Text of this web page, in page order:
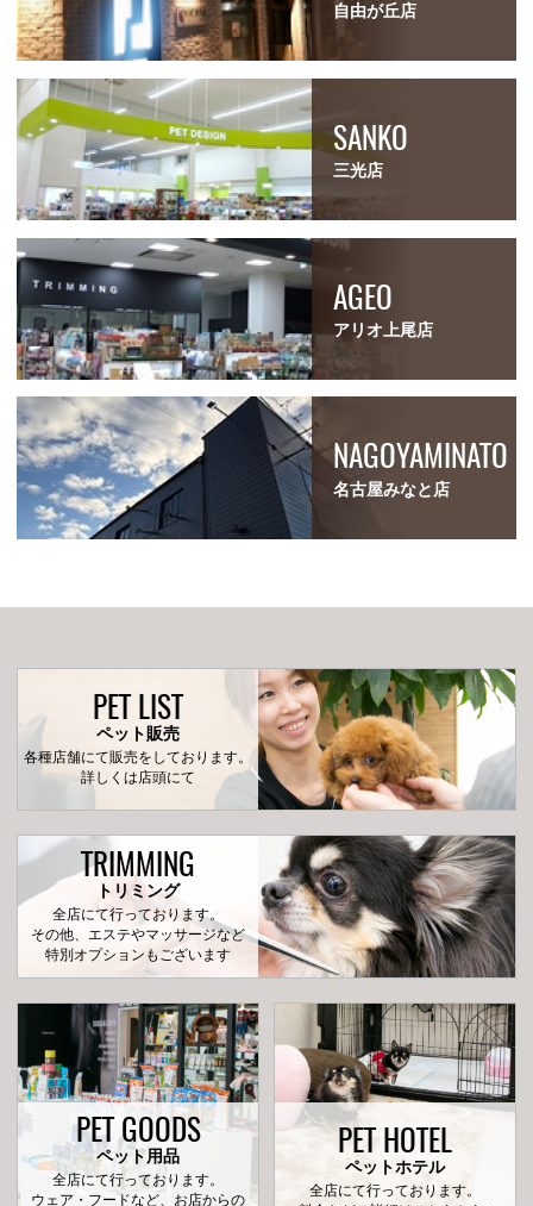
自由が丘店
SANKO
三光店
AGEO
アリオ上尾店
NAGOYAMINATO
名古屋みなと店
PET LIST
ペット販売
各種店舗にて販売をしております。
詳しくは店頭にて
TRIMMING
トリミング
全店にて行っております。
その他、エステやマッサージなど
特別オプションもございます
PET GOODS
ペット用品
全店にて行っております。
ウェア・フードなど、お店からの
PET HOTEL
ペットホテル
全店にて行っております。